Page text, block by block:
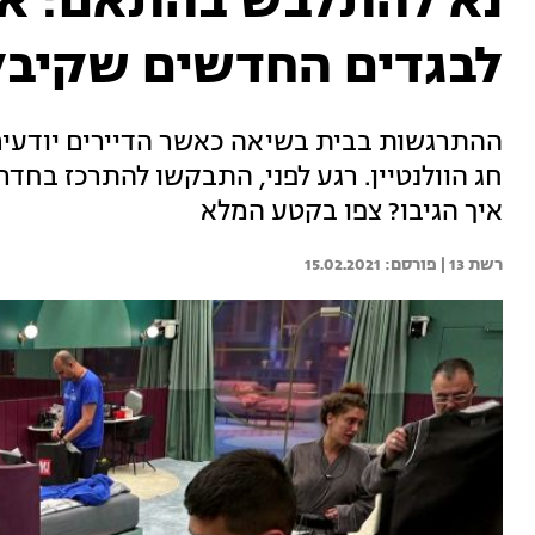
לבגדים החדשים
ההתרגשות בבית בשיאה כאשר הדיירים
חג הוולנטיין. רגע לפני, התבקשו להתרכז
איך הגיבו? צפו בקטע המלא
רשת 13 | 15.02.2021